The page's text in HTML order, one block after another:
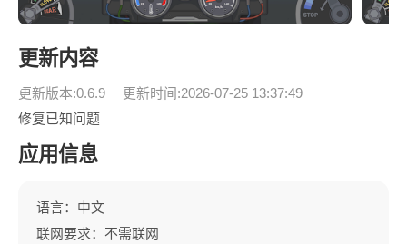
更新内容
更新版本:0.6.9
更新时间:2026-07-25 13:37:49
修复已知问题
应用信息
语言：中文
联网要求：不需联网